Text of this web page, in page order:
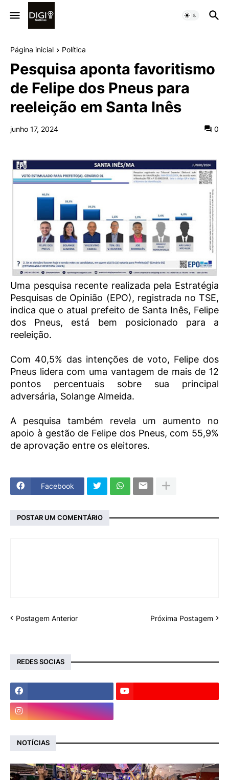
Página inicial Política
Pesquisa aponta favoritismo
de Felipe dos Pneus para
reeleição em Santa Inês
junho 17, 2024 0
Uma pesquisa recente realizada pela Estratégia
Pesquisas de Opinião (EPO), registrada no TSE,
indica que o atual prefeito de Santa Inês, Felipe
dos Pneus, está bem posicionado para a
reeleição.
Com 40,5% das intenções de voto, Felipe dos
Pneus lidera com uma vantagem de mais de 12
pontos percentuais sobre sua principal
adversária, Solange Almeida.
A pesquisa também revela um aumento no
apoio à gestão de Felipe dos Pneus, com 55,9%
de aprovação entre os eleitores.
Facebook
POSTAR UM COMENTÁRIO
Postagem Anterior Próxima Postagem
REDES SOCIAS
NOTÍCIAS